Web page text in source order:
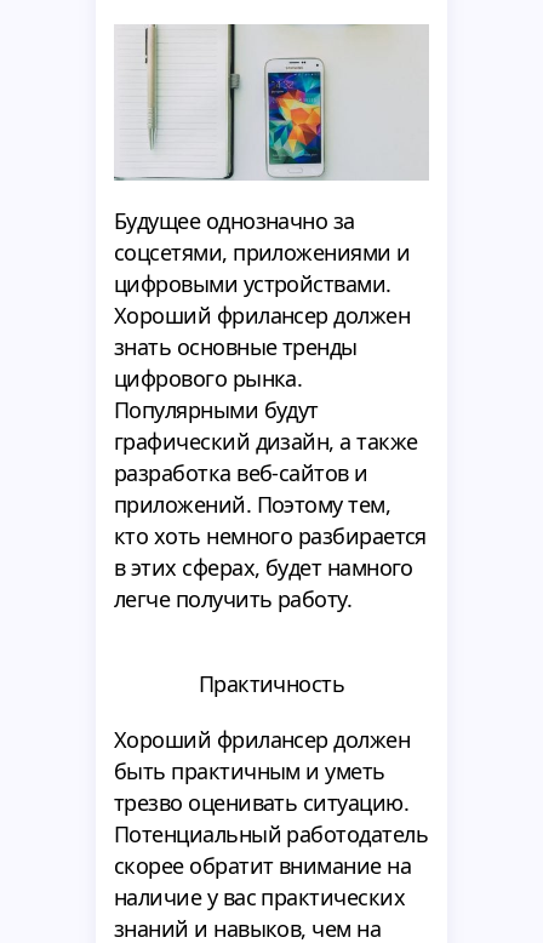
Будущее однозначно за
соцсетями, приложениями и
цифровыми устройствами.
Хороший фрилансер должен
знать основные тренды
цифрового рынка.
Популярными будут
графический дизайн, а также
разработка веб-сайтов и
приложений. Поэтому тем,
кто хоть немного разбирается
в этих сферах, будет намного
легче получить работу.
Практичность
Хороший фрилансер должен
быть практичным и уметь
трезво оценивать ситуацию.
Потенциальный работодатель
скорее обратит внимание на
наличие у вас практических
знаний и навыков, чем на